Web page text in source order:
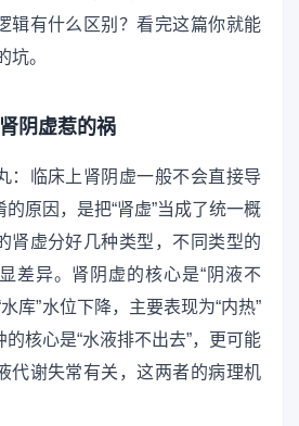
辑有什么区别？看完这篇你就能
坑。
阴虚惹的祸
：临床上肾阴虚一般不会直接导
原因，是把“肾虚”当成了统一概
肾虚分好几种类型，不同类型的
差异。肾阴虚的核心是“阴液不
库”水位下降，主要表现为“内热”
核心是“水液排不出去”，更可能
代谢失常有关，这两者的病理机